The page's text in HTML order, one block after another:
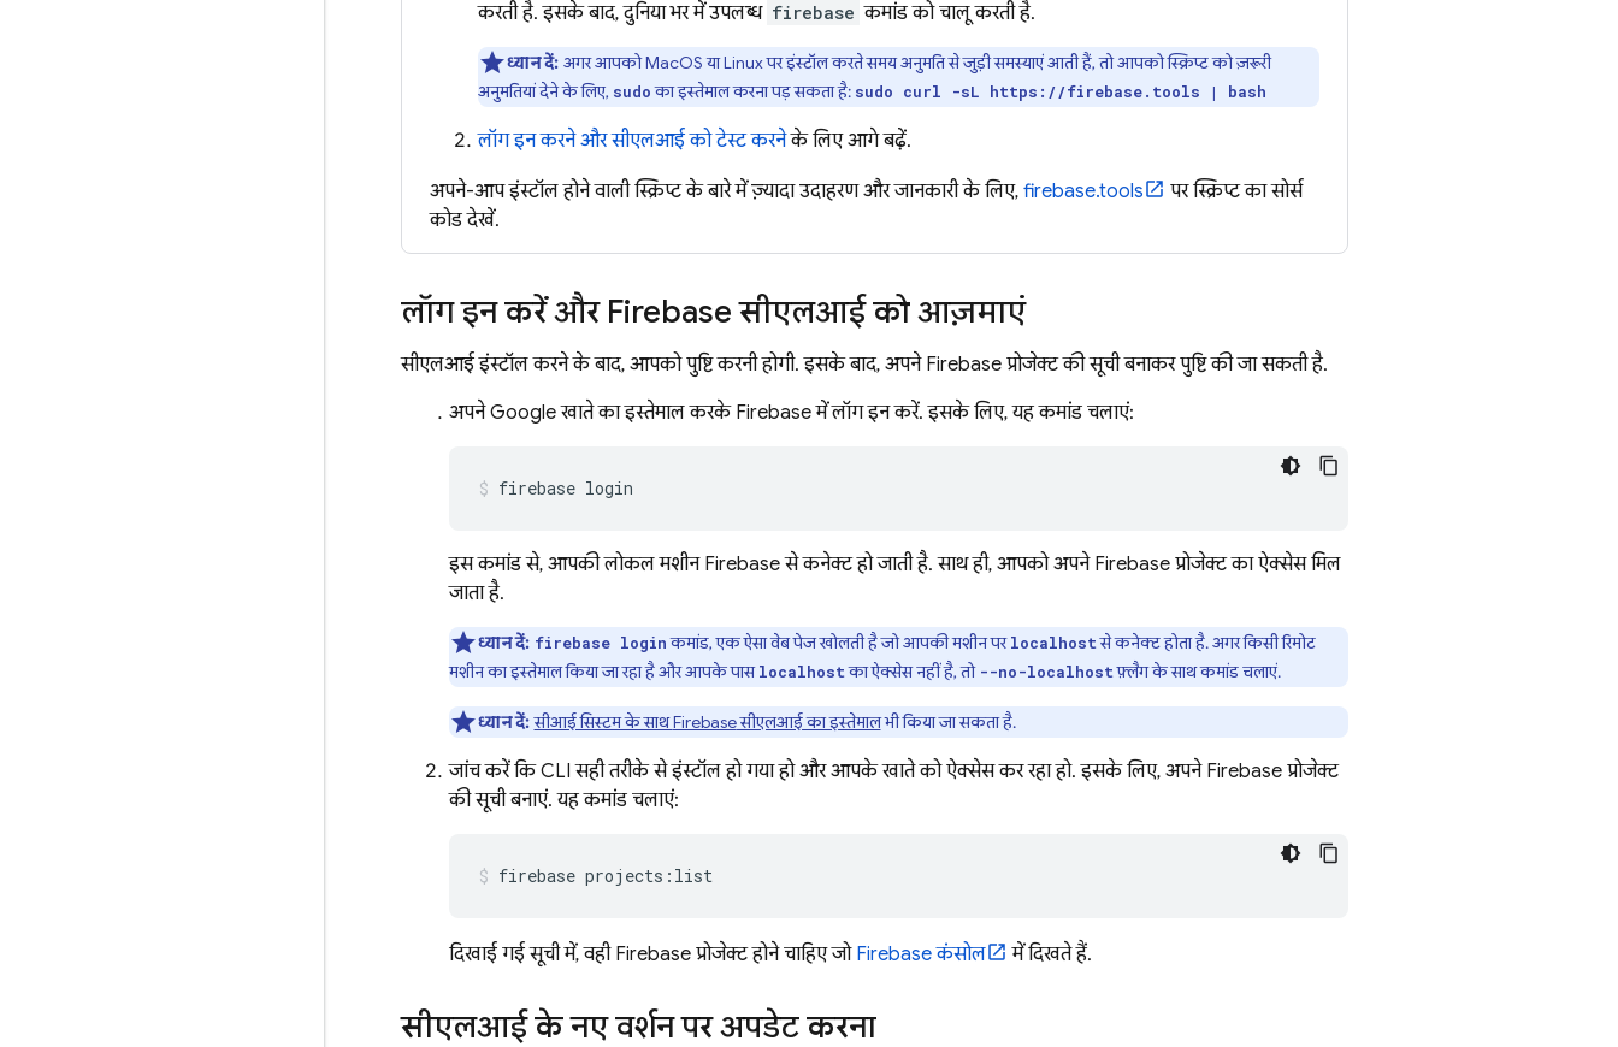
करती है. इसके बाद, दुनिया भर में उपलब्ध firebase कमांड को चालू करती है.
ध्यान दें: अगर आपको MacOS या Linux पर इंस्टॉल करते समय अनुमति से जुड़ी समस्याएं आती हैं, तो आपको स्क्रिप्ट को ज़रूरी
अनुमतियां देने के लिए, sudoका इस्तेमाल करना पड़ सकता है: sudo curl -sL https://firebase.tools | bash
लॉग इन करने और सीएलआई को टेस्ट करनेके लिए आगे बढ़ें.
अपने-आप इंस्टॉल होने वाली स्क्रिप्ट के बारे में ज़्यादा उदाहरण और जानकारी के लिए, firebase.tools
पर स्क्रिप्ट का सोर्स
कोड देखें.
लॉग इन करें और Firebaseसीएलआई को आज़माएं
सीएलआई इंस्टॉल करने के बाद, आपको पुष्टि करनी होगी. इसके बाद, अपने Firebase प्रोजेक्ट की सूची बनाकर पुष्टि की जा सकती है.
अपने Google खाते का इस्तेमाल करके Firebase में लॉग इन करें. इसके लिए, यह कमांड चलाएं:
firebase login
इस कमांड से, आपकी लोकल मशीन Firebase से कनेक्ट हो जाती है. साथ ही, आपको अपने Firebase प्रोजेक्ट का ऐक्सेस मिल
जाता है.
ध्यान दें: firebase loginकमांड, एक ऐसा वेब पेज खोलती है जो आपकी मशीन परlocalhostसे कनेक्ट होता है. अगर किसी रिमोट
मशीन का इस्तेमाल किया जा रहा है और आपके पासlocalhostका ऐक्सेस नहीं है, तो --no-localhostफ़्लैग के साथ कमांड चलाएं.
ध्यान दें:सीआई सिस्टम के साथFirebaseसीएलआई का इस्तेमालभी किया जा सकता है.
जांच करें कि CLI सही तरीके से इंस्टॉल हो गया हो और आपके खाते को ऐक्सेस कर रहा हो. इसके लिए, अपने Firebase प्रोजेक्ट
की सूची बनाएं. यह कमांड चलाएं:
firebase projects:list
दिखाई गई सूची में, वही Firebase प्रोजेक्ट होने चाहिए जो Firebaseकंसोल में दिखते हैं.
सीएलआई के नए वर्शन पर अपडेट करना